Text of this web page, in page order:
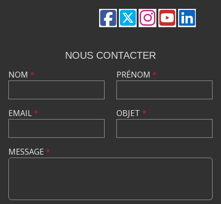
NOUS CONTACTER
NOM *
EMAIL*
PRÉNOM *
OBJET *
MESSAGE *